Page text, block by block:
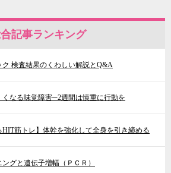
記事ランキング
ク 検査結果のくわしい解説とQ&A
くなる味覚障害─2週間は慎重に行動を
HIT筋トレ】体幹を強化して全身を引き締める
グと遺伝子増幅（ＰＣＲ）